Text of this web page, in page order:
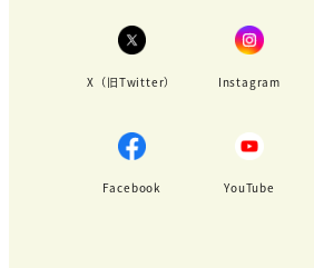
X（旧Twitter） Instagram
Facebook YouTube